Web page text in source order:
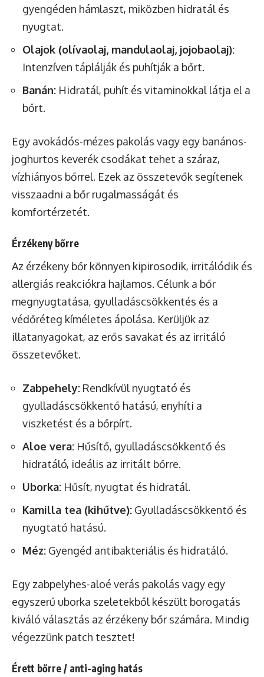
gyengéden hámlaszt, miközben hidratál és
nyugtat.
Olajok (olívaolaj, mandulaolaj, jojobaolaj):
Intenzíven táplálják és puhítják a bőrt.
Banán: Hidratál, puhít és vitaminokkal látja el a
bőrt.
Egy avokádós-mézes pakolás vagy egy banános-
joghurtos keverék csodákat tehet a száraz,
vízhiányos bőrrel. Ezek az összetevők segítenek
visszaadni a bőr rugalmasságát és
komfortérzetét.
Érzékeny bőrre
Az érzékeny bőr könnyen kipirosodik, irritálódik és
allergiás reakciókra hajlamos. Célunk a bőr
megnyugtatása, gyulladáscsökkentés és a
védőréteg kíméletes ápolása. Kerüljük az
illatanyagokat, az erős savakat és az irritáló
összetevőket.
Zabpehely: Rendkívül nyugtató és
gyulladáscsökkentő hatású, enyhíti a
viszketést és a bőrpírt.
Aloe vera: Hűsítő, gyulladáscsökkentő és
hidratáló, ideális az irritált bőrre.
Uborka: Hűsít, nyugtat és hidratál.
Kamilla tea (kihűtve): Gyulladáscsökkentő és
nyugtató hatású.
Méz: Gyengéd antibakteriális és hidratáló.
Egy zabpelyhes-aloé verás pakolás vagy egy
egyszerű uborka szeletekből készült borogatás
kiváló választás az érzékeny bőr számára. Mindig
végezzünk patch tesztet!
Érett bőrre / anti-aging hatás